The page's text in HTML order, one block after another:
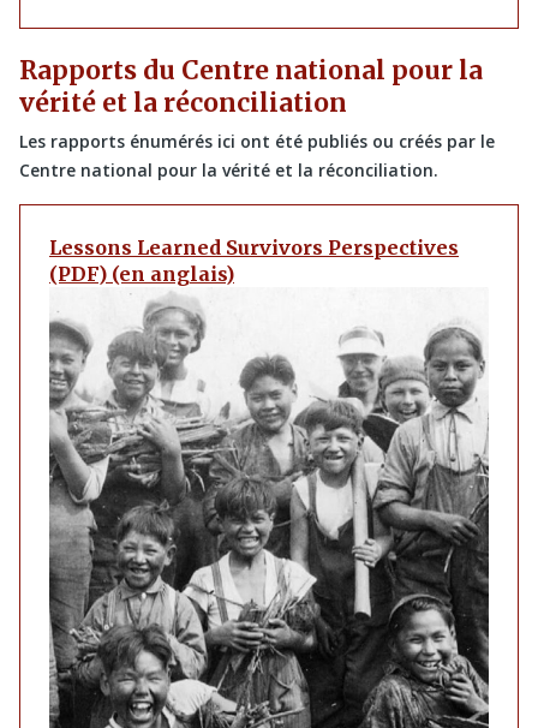
Rapports du Centre national pour la
vérité et la réconciliation
Les rapports énumérés ici ont été publiés ou créés par le
Centre national pour la vérité et la réconciliation.
Lessons Learned Survivors Perspectives
(PDF) (en anglais)